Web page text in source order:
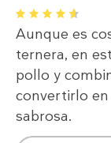
1 2 3 4 5
Aunque es
ternera, en
pollo y
convertirlo
sabrosa.